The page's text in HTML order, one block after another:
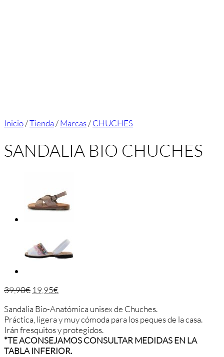
Inicio/Tienda/Marcas/CHUCHES
SANDALIA BIO CHUCHES
39,90€ 19,95€
Sandalia Bio-Anatómica unisex de Chuches.
Práctica, ligera y muy cómoda para los peques de la casa.
Irán fresquitos y protegidos.
*TE ACONSEJAMOS CONSULTAR MEDIDAS EN LA
TABLA INFERIOR.